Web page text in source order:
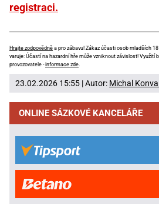
registraci.
Hrajte zodpovědně a pro zábavu! Zákaz účasti osob mladších
varuje: Účastí na hazardní hře může vzniknout závislost! Využití
provozovatele -informace zde
23.02.2026 15:55 | Autor: Michal
ONLINE SÁZKOVÉ KANCELÁŘE